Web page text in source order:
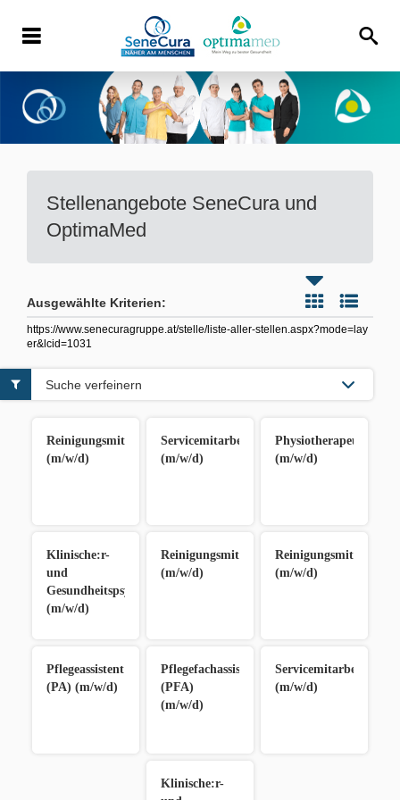
Stellenangebote SeneCura und
OptimaMed
Ausgewählte Kriterien:
https://www.senecuragruppe.at/stelle/liste-aller-stellen.aspx?mode=lay
er&lcid=1031
Reinigungsmitarbeiter:in
(m/w/d)
Servicemitarbeiter:in
(m/w/d)
Physiotherapeut/in
(m/w/d)
Klinische:r-
und
Gesundheitspsycholog:in
(m/w/d)
Reinigungsmitarbeiter:in
(m/w/d)
(m/w/d)
Pflegeassistent:in
(PA) (m/w/d)
Pflegefachassistent:in
(PFA)
(m/w/d)
Servicemitarbeiter:in
(m/w/d)
Klinische:r-
Suche verfeinern